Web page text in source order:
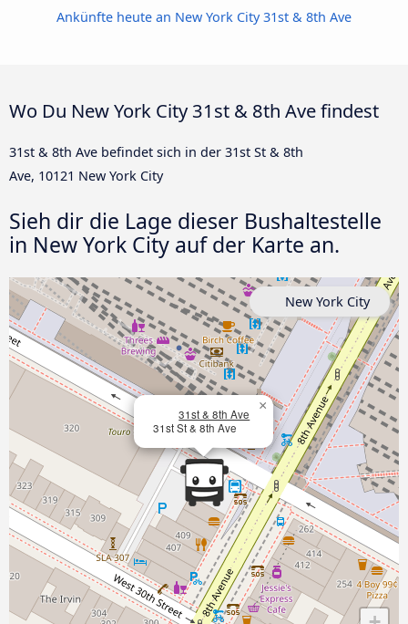
Ankünfte heute an New York City 31st & 8th Ave
Wo Du New York City 31st & 8th Ave findest
31st & 8th Ave befindet sich in der 31st St & 8th
Ave, 10121 New York City
Sieh dir die Lage dieser Bushaltestelle
in New York City auf der Karte an.
31st & 8th Ave
31st St & 8th Ave
×
New York City